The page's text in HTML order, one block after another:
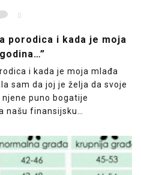
0
porodica i kada je moja
i kada je moja mlađa
sam da joj je želja da svoje
puno bogatije
našu finansijsku…